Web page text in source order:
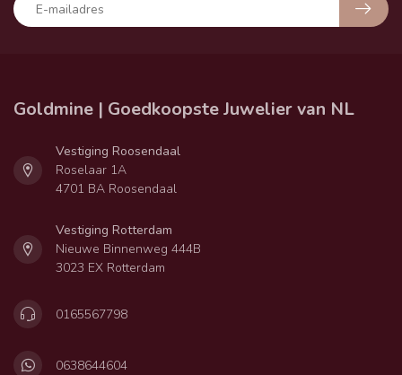
Goldmine | Goedkoopste Juwelier van NL
Vestiging Roosendaal
Roselaar 1A
4701 BA Roosendaal
Vestiging Rotterdam
Nieuwe Binnenweg 444B
3023 EX Rotterdam
0165567798
0638644604